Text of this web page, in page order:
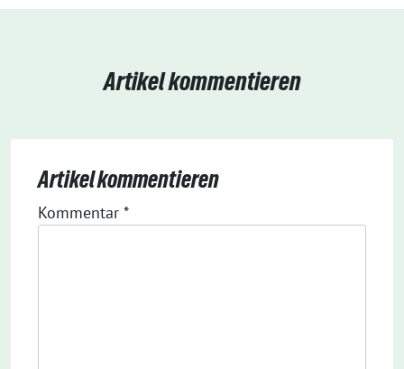
Artikel kommentieren
Artikel kommentieren
Kommentar *